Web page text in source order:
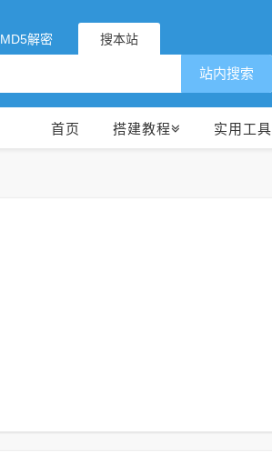
MD5解密 搜本站
站内搜索
首页 搭建教程 实用工具